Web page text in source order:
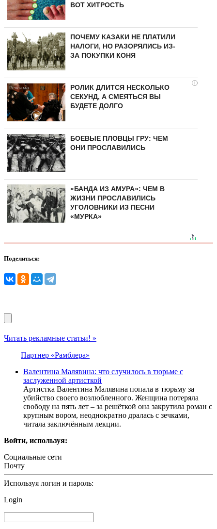
ВОТ ХИТРОСТЬ
ПОЧЕМУ КАЗАКИ НЕ ПЛАТИЛИ
НАЛОГИ, НО РАЗОРЯЛИСЬ ИЗ-
ЗА ПОКУПКИ КОНЯ
i
РОЛИК ДЛИТСЯ НЕСКОЛЬКО
СЕКУНД, А СМЕЯТЬСЯ ВЫ
БУДЕТЕ ДОЛГО
БОЕВЫЕ ПЛОВЦЫ ГРУ: ЧЕМ
ОНИ ПРОСЛАВИЛИСЬ
«БАНДА ИЗ АМУРА»: ЧЕМ В
ЖИЗНИ ПРОСЛАВИЛИСЬ
УГОЛОВНИКИ ИЗ ПЕСНИ
«МУРКА»
Поделиться:
Читать рекламные статьи! »
Партнер «Рамблера»
Валентина Малявина: что случилось в тюрьме с
заслуженной артисткой
Артистка Валентина Малявина попала в тюрьму за
убийство своего возлюбленного. Женщина потеряла
свободу на пять лет – за решёткой она закрутила роман с
крупным вором, неоднократно дралась с зечками,
читала заключённым лекции.
Войти, используя:
Социальные сети
Почту
Используя логин и пароль:
Login